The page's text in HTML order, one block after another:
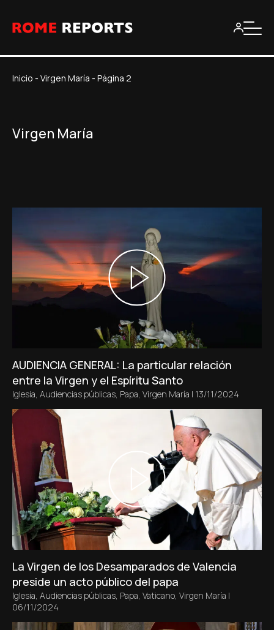
Inicio - Virgen María - Página 2
Virgen María
AUDIENCIA GENERAL: La particular relación
entre la Virgen y el Espíritu Santo
Iglesia, Audiencias públicas, Papa, Virgen María | 13/11/2024
La Virgen de los Desamparados de Valencia
preside un acto público del papa
Iglesia, Audiencias públicas, Papa, Vaticano, Virgen María |
06/11/2024